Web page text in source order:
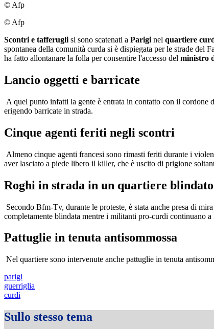
© Afp
© Afp
Scontri e tafferugli si sono scatenati a Parigi nel quartiere
spontanea della comunità curda si è dispiegata per le strade del
ha fatto allontanare la folla per consentire l'accesso del ministro
Lancio oggetti e barricate
A quel punto infatti la gente è entrata in contatto con il
erigendo barricate in strada.
Cinque agenti feriti negli scontri
Almeno cinque agenti francesi sono rimasti feriti durante i
aver lasciato a piede libero il killer, che è uscito di prigione
Roghi in strada in un quartiere blindato
Secondo Bfm-Tv, durante le proteste, è stata anche presa di
completamente blindata mentre i militanti pro-curdi continuano
Pattuglie in tenuta antisommossa
Nel quartiere sono intervenute anche pattuglie in tenuta
parigi
guerriglia
curdi
Sullo stesso tema